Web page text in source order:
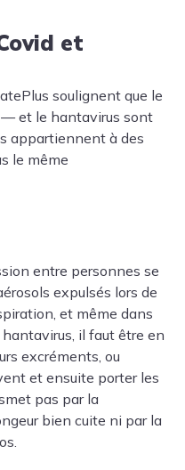
et
soulignent que le
et le hantavirus sont
appartiennent à des
le même
entre personnes se
expulsés lors de
et même dans
il faut être en
excréments, ou
et ensuite porter les
pas par la
bien cuite ni par la